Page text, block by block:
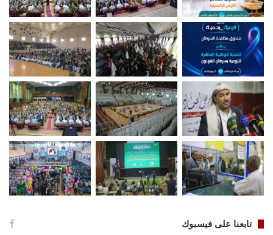
تابعنا على فيسبوك